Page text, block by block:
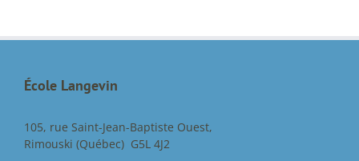
École Langevin
105, rue Saint-Jean-Baptiste Ouest,
Rimouski (Québec) G5L 4J2